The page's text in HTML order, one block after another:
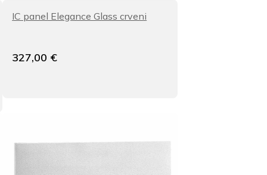
IC panel Elegance Glass crveni
327,00 €